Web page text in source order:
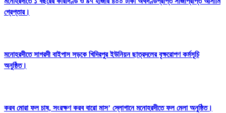
গ্রেপ্তার।
মনোহরদীতে সাগরদী বাইপাস সড়কে খিদিরপুর ইউনিয়ন ছাত্রদলের বৃক্ষরোপণ কর্মসূচি
অনুষ্ঠিত।
করব মোরা ফল চাষ, সংরক্ষণ করব বারো মাস’ স্লোগানে মনোহরদীতে ফল মেলা অনুষ্ঠিত।